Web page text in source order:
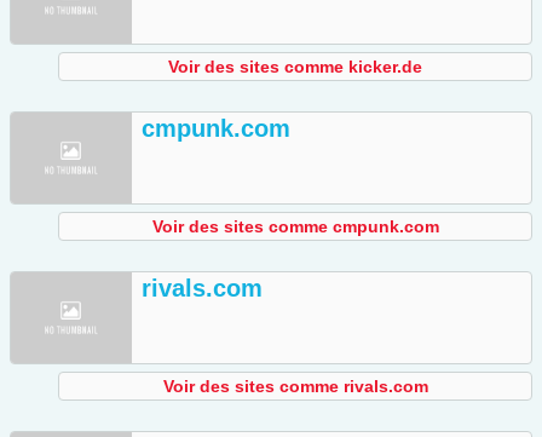
Voir des sites comme kicker.de
cmpunk.com
Voir des sites comme cmpunk.com
rivals.com
Voir des sites comme rivals.com